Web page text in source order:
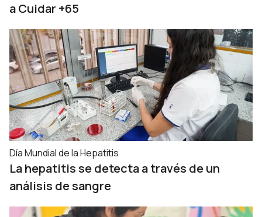
a Cuidar +65
Día Mundial de la Hepatitis
La hepatitis se detecta a través de un
análisis de sangre